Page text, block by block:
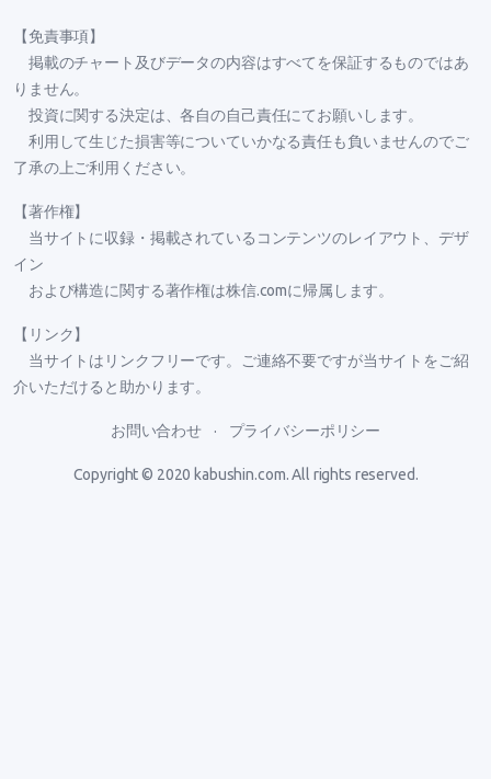
【免責事項】
掲載のチャート及びデータの内容はすべてを保証するものではあ
りません。
投資に関する決定は、各自の自己責任にてお願いします。
利用して生じた損害等についていかなる責任も負いませんのでご
了承の上ご利用ください。
【著作権】
当サイトに収録・掲載されているコンテンツのレイアウト、デザ
イン
および構造に関する著作権は株信.comに帰属します。
【リンク】
当サイトはリンクフリーです。ご連絡不要ですが当サイトをご紹
介いただけると助かります。
お問い合わせ プライバシーポリシー
Copyright © 2020 kabushin.com. All rights reserved.